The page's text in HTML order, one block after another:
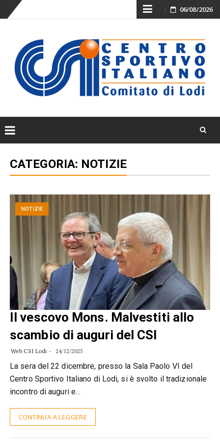
Skip
content
06/08/2026
content
CATEGORIA: NOTIZIE
NOTIZIE
Il vescovo Mons. Malvestiti allo
scambio di auguri del CSI
Web CSI Lodi 24/12/2025
La sera del 22 dicembre, presso la Sala Paolo VI del
Centro Sportivo Italiano di Lodi, si è svolto il tradizionale
incontro di auguri e…
CONTINUA A LEGGERE